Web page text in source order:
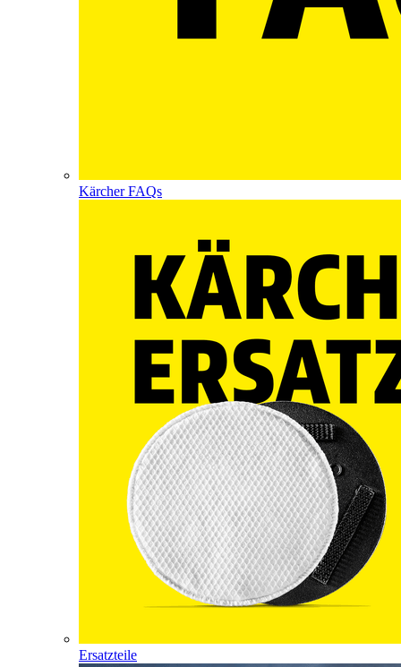
Kärcher FAQs
Ersatzteile